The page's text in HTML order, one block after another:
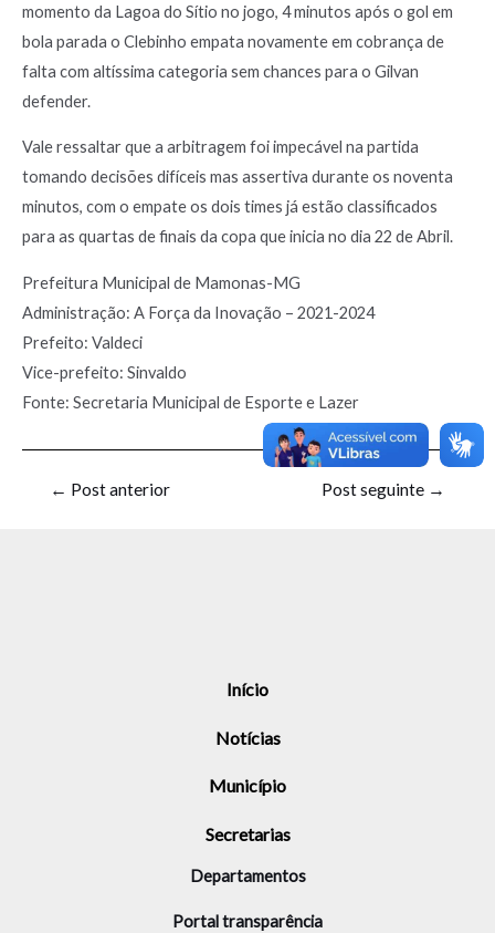
momento da Lagoa do Sítio no jogo, 4 minutos após o gol em
bola parada o Clebinho empata novamente em cobrança de
falta com altíssima categoria sem chances para o Gilvan
defender.
Vale ressaltar que a arbitragem foi impecável na partida
tomando decisões difíceis mas assertiva durante os noventa
minutos, com o empate os dois times já estão classificados
para as quartas de finais da copa que inicia no dia 22 de Abril.
Prefeitura Municipal de Mamonas-MG
Administração: A Força da Inovação – 2021-2024
Prefeito: Valdeci
Vice-prefeito: Sinvaldo
Fonte: Secretaria Municipal de Esporte e Lazer
← Post anterior Post seguinte →
Início
Notícias
Município
Secretarias
Departamentos
Portal transparência